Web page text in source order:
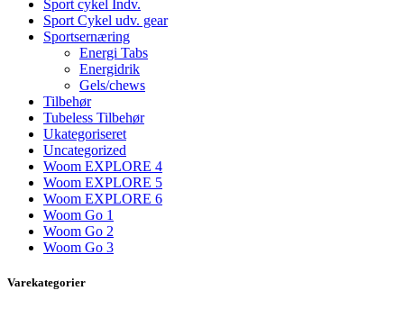
Sport cykel Indv.
Sport Cykel udv. gear
Sportsernæring
Energi Tabs
Energidrik
Gels/chews
Tilbehør
Tubeless Tilbehør
Ukategoriseret
Uncategorized
Woom EXPLORE 4
Woom EXPLORE 5
Woom EXPLORE 6
Woom Go 1
Woom Go 2
Woom Go 3
Varekategorier